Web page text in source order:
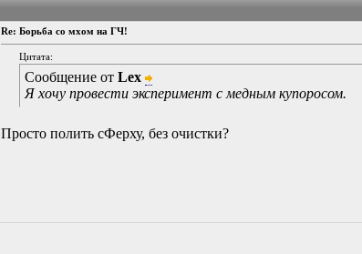
Re: Борьба со мхом на ГЧ!
Цитата:
Сообщение отLex
Я хочу провести эксперимент с медным купоросом.
Просто полить сФерху, без очистки?